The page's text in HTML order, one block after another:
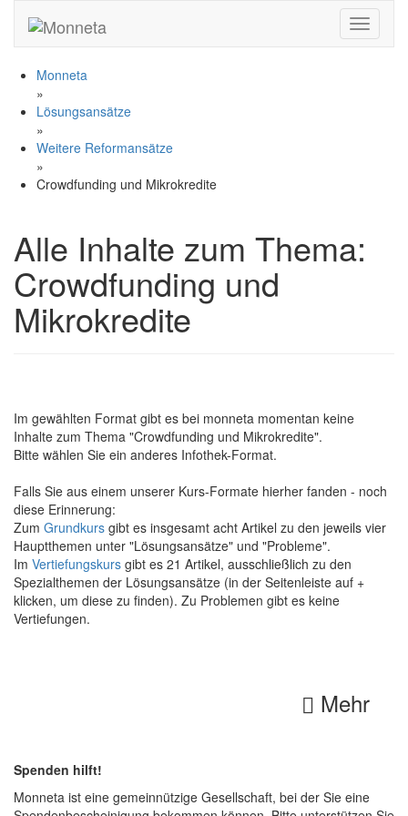
Toggle
Monneta
»
Lösungsansätze
»
Weitere Reformansätze
»
Crowdfunding und Mikrokredite
Alle Inhalte zum Thema:
Crowdfunding und
Mikrokredite
Im gewählten Format gibt es bei monneta momentan keine
Inhalte zum Thema "Crowdfunding und Mikrokredite".
Bitte wählen Sie ein anderes Infothek-Format.
Falls Sie aus einem unserer Kurs-Formate hierher fanden - noch
diese Erinnerung:
Zum Grundkurs gibt es insgesamt acht Artikel zu den jeweils vier
Hauptthemen unter "Lösungsansätze" und "Probleme".
Im Vertiefungskurs gibt es 21 Artikel, ausschließlich zu den
Spezialthemen der Lösungsansätze (in der Seitenleiste auf +
klicken, um diese zu finden). Zu Problemen gibt es keine
Vertiefungen.
Mehr
Spenden hilft!
Monneta ist eine gemeinnützige Gesellschaft, bei der Sie eine